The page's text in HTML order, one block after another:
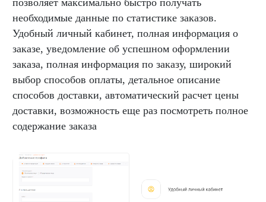
необходимые данные по статистике заказов.
Удобный личный кабинет, полная информация о
заказе, уведомление об успешном оформлении
заказа, полная информация по заказу, широкий
выбор способов оплаты, детальное описание
способов доставки, автоматический расчет цены
доставки, возможность еще раз посмотреть полное
содержание заказа